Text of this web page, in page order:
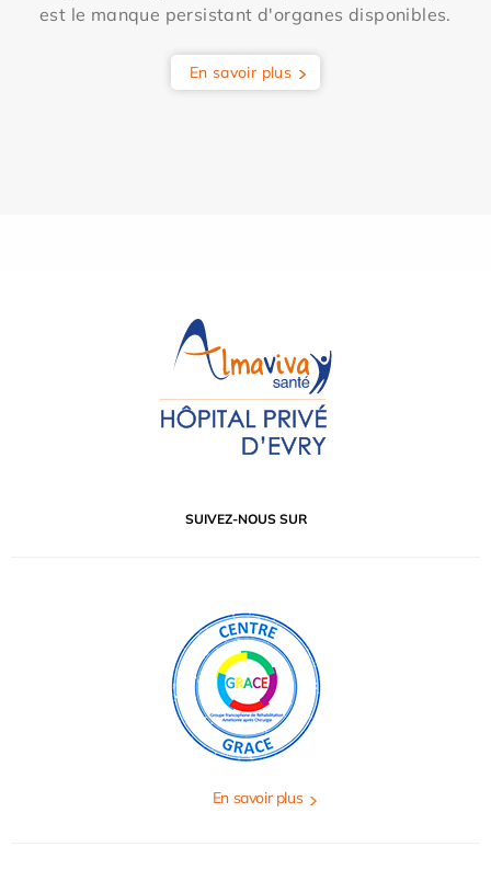
est le manque persistant d'organes disponibles.
En savoir plus
SUIVEZ-NOUS SUR
En savoir plus